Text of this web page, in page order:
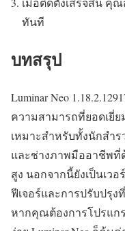
ทันที
บทสรุป
Luminar Neo
ความสามารถที่ยอดเยี่
เหมาะสำหรับทั้งนักสำ
และช่างภาพมืออาชีพที่
สูง นอกจากนี้ยังเป็นเว
ฟีเจอร์และการปรับปรุ
หากคุณต้องการโปรแก